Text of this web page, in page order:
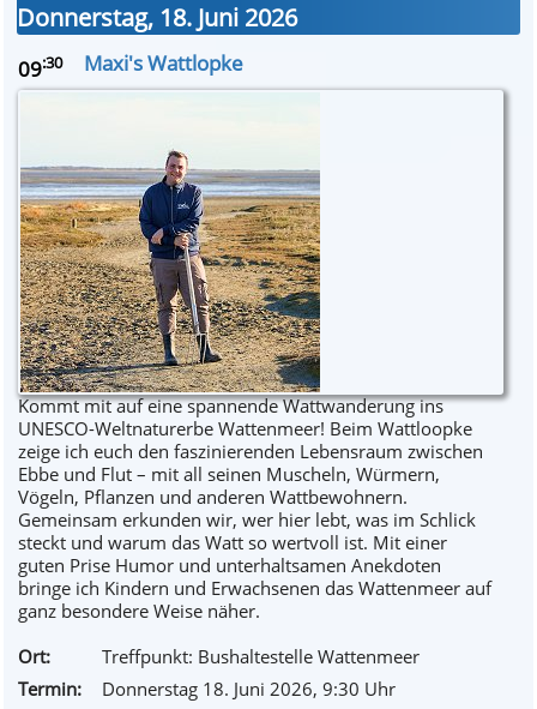
Donnerstag, 18. Juni 2026
09:30 Maxi's Wattlopke
Kommt mit auf eine spannende Wattwanderung ins
UNESCO-Weltnaturerbe Wattenmeer! Beim Wattloopke
zeige ich euch den faszinierenden Lebensraum zwischen
Ebbe und Flut – mit all seinen Muscheln, Würmern,
Vögeln, Pflanzen und anderen Wattbewohnern.
Gemeinsam erkunden wir, wer hier lebt, was im Schlick
steckt und warum das Watt so wertvoll ist. Mit einer
guten Prise Humor und unterhaltsamen Anekdoten
bringe ich Kindern und Erwachsenen das Wattenmeer auf
ganz besondere Weise näher.
Ort:
Treffpunkt: Bushaltestelle Wattenmeer
Termin:
Donnerstag 18. Juni 2026, 9:30 Uhr